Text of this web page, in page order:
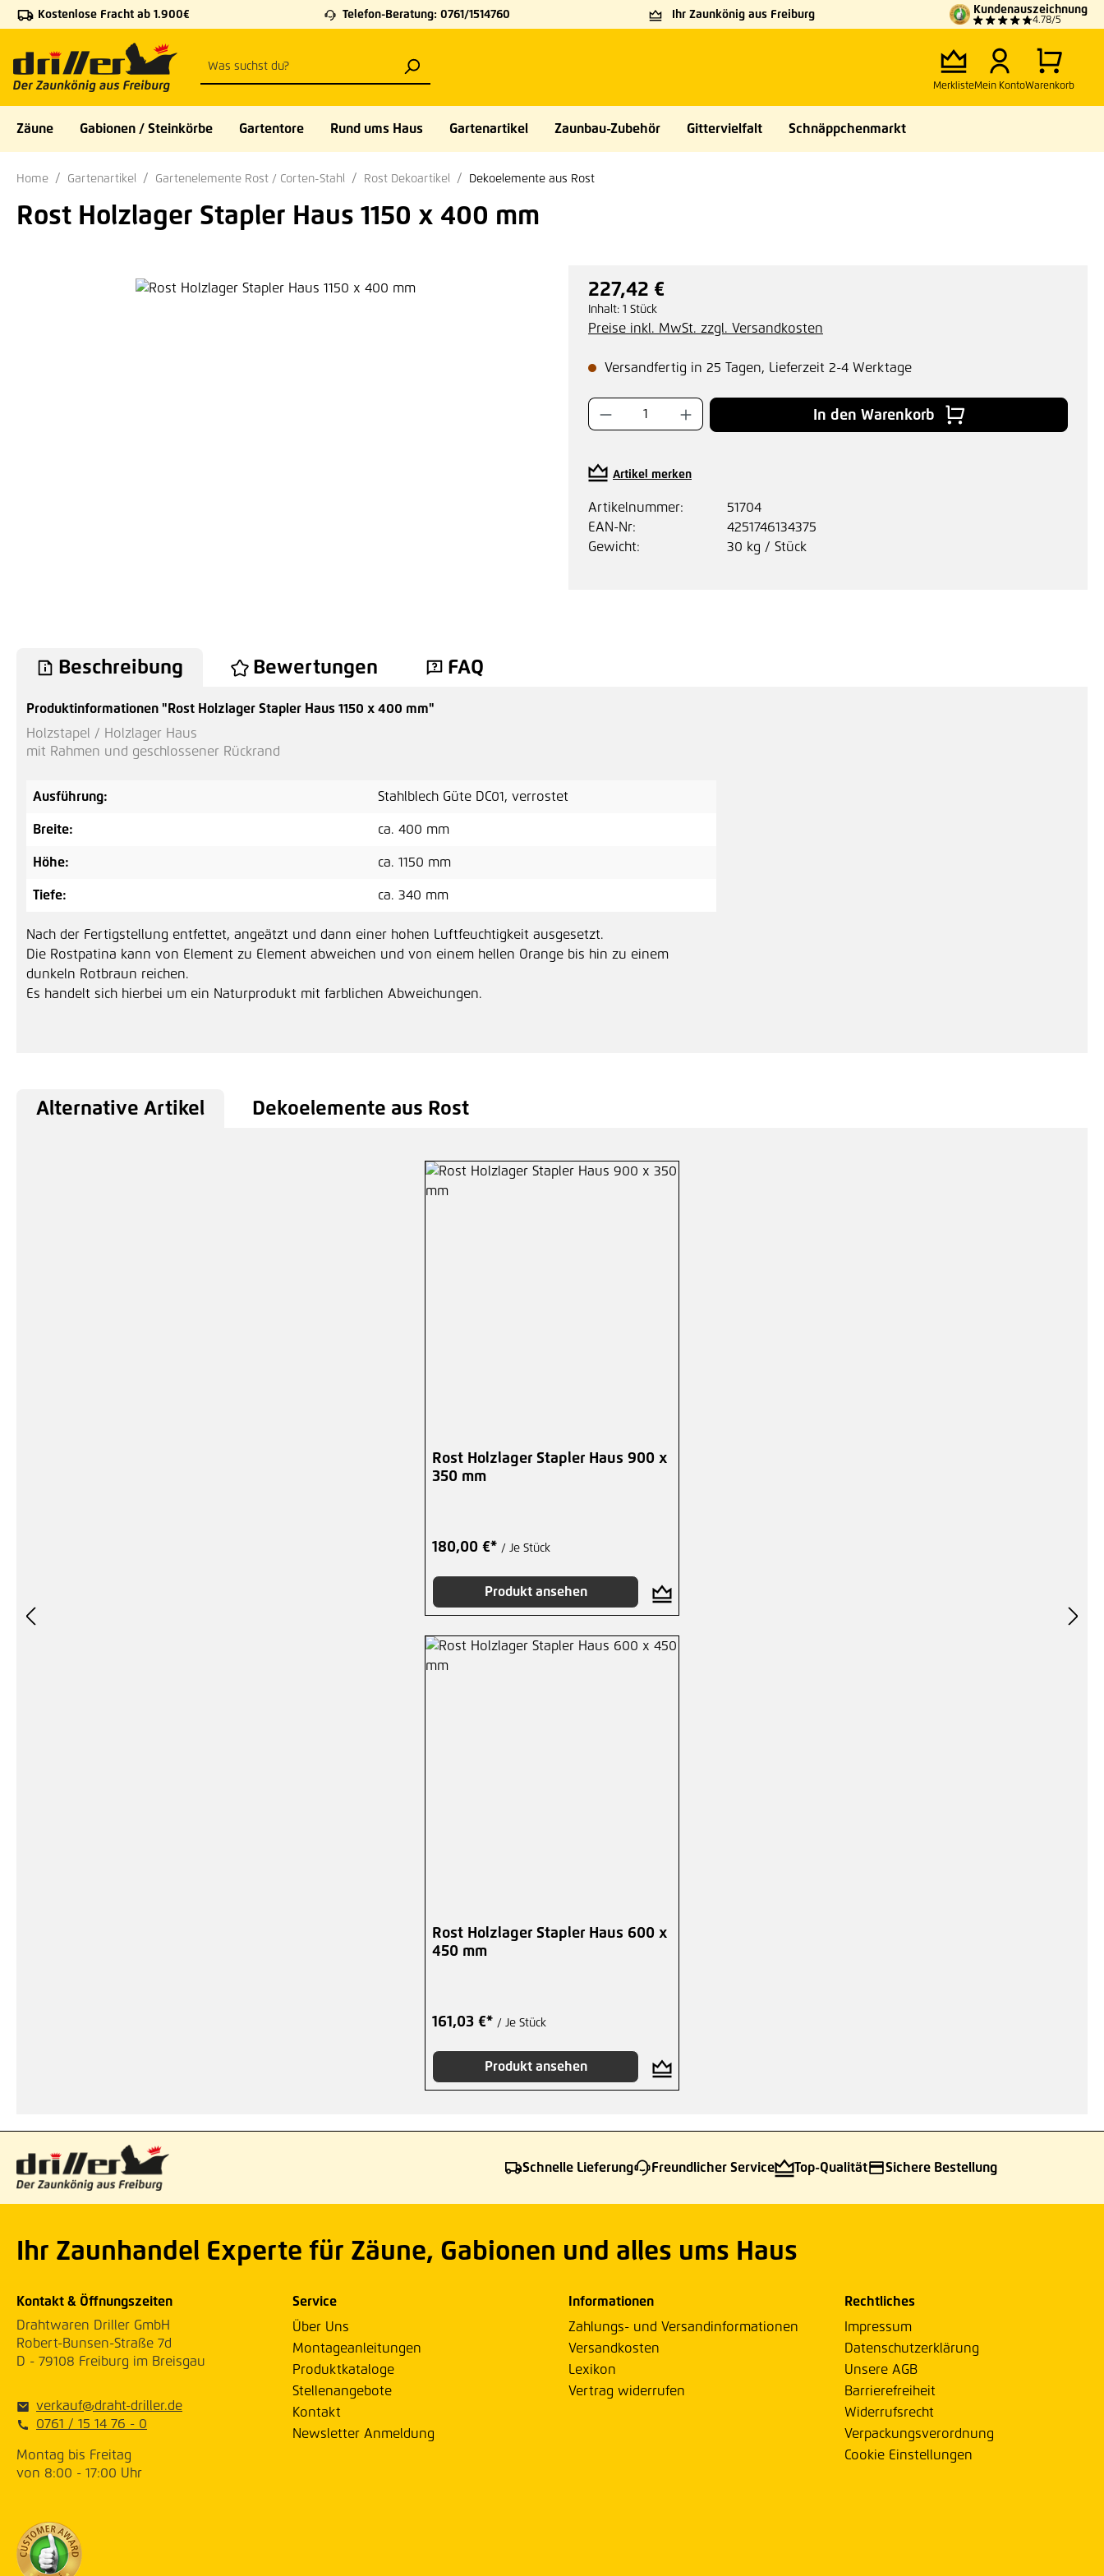
Hauptinhalt springen
Zur Suche springen
Zur Hauptnavigation springen
Kostenlose Fracht ab 1.900€ Telefon-Beratung: 0761/1514760 Ihr Zaunkönig aus Freiburg Kundenauszeichnung
4.78/5
MerklisteMein KontoWarenkorb
Zäune Gabionen / Steinkörbe Gartentore Rund ums Haus Gartenartikel Zaunbau-Zubehör Gittervielfalt Schnäppchenmarkt
Home Gartenartikel Gartenelemente Rost / Corten-Stahl Rost Dekoartikel Dekoelemente aus Rost
Rost Holzlager Stapler Haus 1150 x 400 mm
Bildergalerie überspringen Regulärer Preis:
227,42 €
Inhalt: 1 Stück
Preise inkl. MwSt. zzgl. Versandkosten
Versandfertig in 25 Tagen, Lieferzeit 2-4 Werktage
Produkt Anzahl: Gib den gewünschten Wert ein oder
In den Warenkorb
Artikel merken
Artikelnummer:
51704
EAN-Nr:
4251746134375
Gewicht:
30 kg / Stück
Beschreibung Bewertungen FAQ
Produktinformationen "Rost Holzlager Stapler Haus 1150 x 400 mm"
Holzstapel / Holzlager Haus
mit Rahmen und geschlossener Rückrand
Ausführung: Stahlblech Güte DC01, verrostet
Breite: ca. 400 mm
Höhe: ca. 1150 mm
Tiefe: ca. 340 mm
Nach der Fertigstellung entfettet, angeätzt und dann einer hohen Luftfeuchtigkeit ausgesetzt.
Die Rostpatina kann von Element zu Element abweichen und von einem hellen Orange bis hin zu einem
dunkeln Rotbraun reichen.
Es handelt sich hierbei um ein Naturprodukt mit farblichen Abweichungen.
Alternative Artikel Dekoelemente aus Rost
Rost Holzlager Stapler Haus 900 x
350 mm
180,00 €* / Je Stück
Produkt ansehen
Rost Holzlager Stapler Haus 600 x
450 mm
161,03 €* / Je Stück
Produkt ansehen
Schnelle Lieferung Freundlicher Service Top-Qualität Sichere Bestellung
Ihr Zaunhandel Experte für Zäune, Gabionen und alles ums Haus
Kontakt & Öffnungszeiten
Drahtwaren Driller GmbH
Robert-Bunsen-Straße 7d
D - 79108 Freiburg im Breisgau
verkauf@draht-driller.de
0761 / 15 14 76 - 0
Montag bis Freitag
von 8:00 - 17:00 Uhr
Service
Über Uns
Montageanleitungen
Produktkataloge
Stellenangebote
Kontakt
Newsletter Anmeldung
Informationen
Zahlungs- und Versandinformationen
Versandkosten
Lexikon
Vertrag widerrufen
Rechtliches
Impressum
Datenschutzerklärung
Unsere AGB
Barrierefreiheit
Widerrufsrecht
Verpackungsverordnung
Cookie Einstellungen